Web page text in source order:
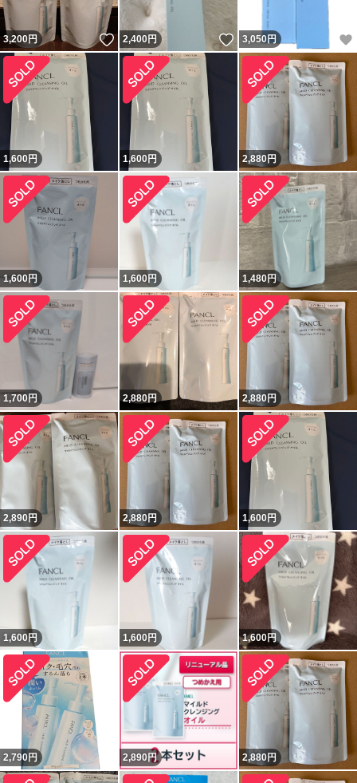
3,200円 いいね！
2,400円 いいね！
3,050円
1,600円 1,600円 2,880円
1,600円 1,600円 1,480円
1,700円 2,880円 2,880円
2,890円 2,880円 1,600円
1,600円 1,600円 1,600円
2,790円 2,890 円 2,880円